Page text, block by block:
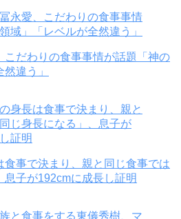
こだわりの食事事情が話題「神の
違う」
食事で決まり、親と同じ食事では
息子が192cmに成長し証明